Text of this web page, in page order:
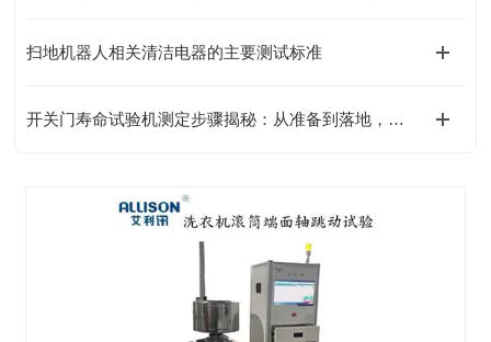
扫地机器人相关清洁电器的主要测试标准
开关门寿命试验机测定步骤揭秘：从准备到落地，关键细节全拿捏